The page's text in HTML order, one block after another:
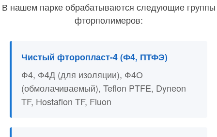
В нашем парке обрабатываются следующие группы
фторполимеров:
Чистый фторопласт-4 (Ф4, ПТФЭ)
Ф4, Ф4Д (для изоляции), Ф4О
(обмолачиваемый), Teflon PTFE, Dyneon
TF, Hostaflon TF, Fluon